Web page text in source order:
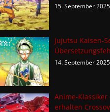
15. September 2025
Jujutsu Kaisen-
14. September 2025
Anime-
erhalten